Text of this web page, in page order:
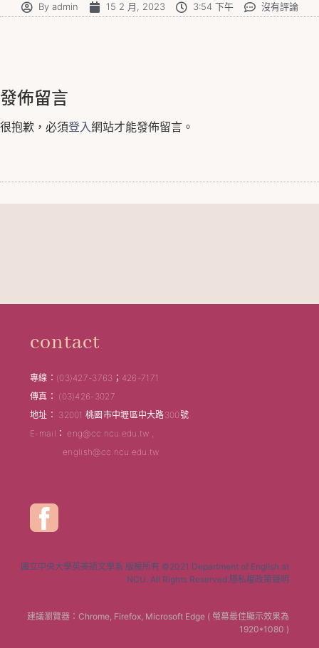
Byadmin 15 2 月, 2023 3:54 下午 沒有評論
發佈留言
很抱歉，必須登入網站才能發佈留言。
contact
專線：(03)427-3763；426-7171
傳真： (03)426-3027
地址： 32001 桃園市中壢區中大路300號
E-mail： eng@cc.ncu.edu.tw ,
english@cc.ncu.edu.tw
國立中央大學英美語文學系 版權所有 ©2021 Department of English at
NCU. All Rights Reserved.隱私權政策聲明
建議瀏覽器：Chrome, Firefox, Microsoft Edge ( 螢幕最佳顯示效果為
1920*1080 )